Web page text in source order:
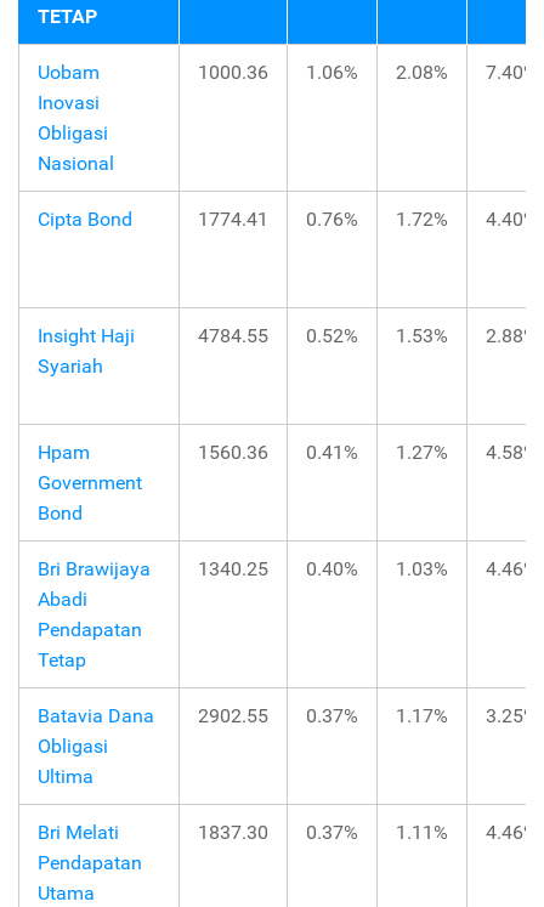
TETAP
Uobam
Inovasi
Obligasi
Nasional
1000.36 1.06% 2.08% 7.40%
Cipta Bond 1774.41 0.76% 1.72% 4.40%
Insight Haji
Syariah
4784.55 0.52% 1.53% 2.88%
Hpam
Government
Bond
1560.36 0.41% 1.27% 4.58%
Bri Brawijaya
Abadi
Pendapatan
Tetap
1340.25 0.40% 1.03% 4.46%
Batavia Dana
Obligasi
Ultima
2902.55 0.37% 1.17% 3.25%
Bri Melati
Pendapatan
Utama
1837.30 0.37% 1.11% 4.46%